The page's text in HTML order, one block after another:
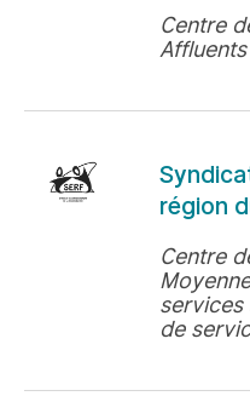
Centre
Affluents
région
Centre
services
de